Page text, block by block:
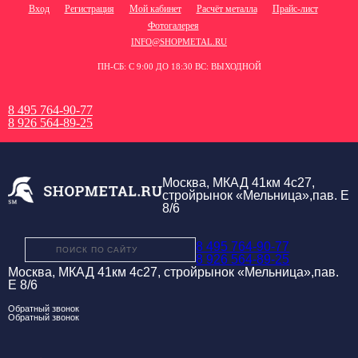
Вход Регистрация Мой кабинет Расчёт металла
Прайс-лист
Фотогалерея
INFO@SHOPMETAL.RU
ПН-СБ: С 9:00 ДО 18:30 ВС: ВЫХОДНОЙ
8 495 764-90-77
8 926 564-89-25
Москва, МКАД 41км 4с27,
стройрынок «Мельница»,пав. Е
8/6
8 495 764-90-77
8 926 564-89-25
Москва, МКАД 41км 4с27, стройрынок «Мельница»,пав.
Е 8/6
Обратный звонок
Обратный звонок